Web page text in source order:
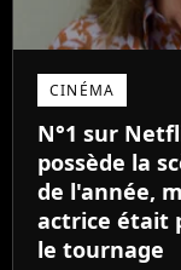
CINÉMA
N°1 sur
possède la
de l'année,
actrice était
le tournage